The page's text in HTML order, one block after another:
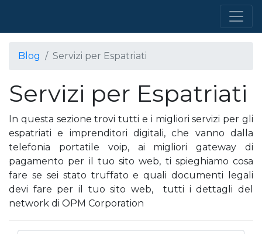
Blog Servizi per Espatriati
Servizi per Espatriati
In questa sezione trovi tutti e i migliori servizi per gli
espatriati e imprenditori digitali, che vanno dalla
telefonia portatile voip, ai migliori gateway di
pagamento per il tuo sito web, ti spieghiamo cosa
fare se sei stato truffato e quali documenti legali
devi fare per il tuo sito web, tutti i dettagli del
network di OPM Corporation